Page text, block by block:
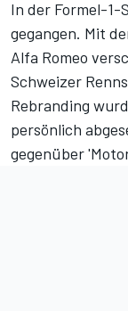
In der Formel-1-
gegangen. Mit
Alfa Romeo
Schweizer
Rebranding
persönlich
gegenüber